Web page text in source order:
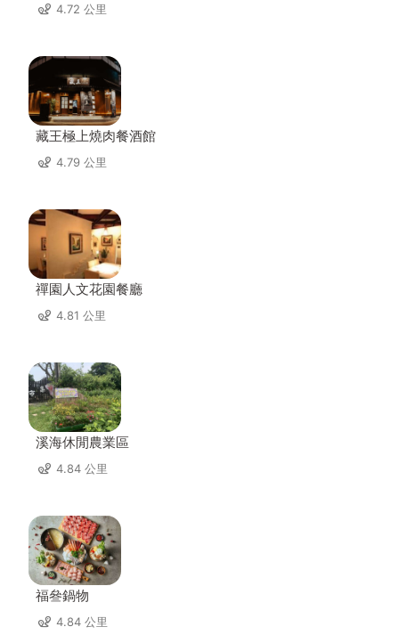
4.72 公里
藏王極上燒肉餐酒館
4.79 公里
禪園人文花園餐廳
4.81 公里
溪海休閒農業區
4.84 公里
福叄鍋物
4.84 公里